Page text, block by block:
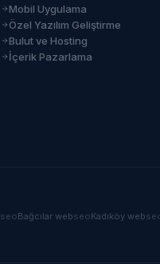
Mobil Uygulama
Özel Yazılım Geliştirme
Bulut ve Hosting
İçerik Pazarlama
seoBağcılar webseoKadıköy web